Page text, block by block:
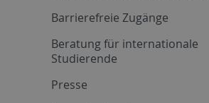
Barrierefreie Zugänge
Beratung für internationale
Studierende
Presse